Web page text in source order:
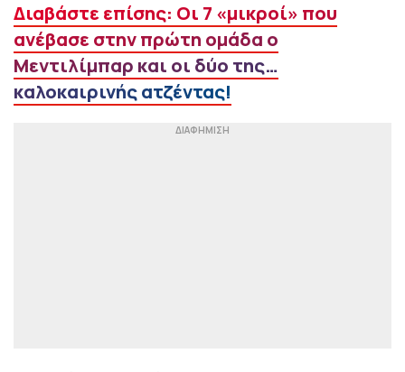
Διαβάστε επίσης: Οι 7 «μικροί» που
ανέβασε στην πρώτη ομάδα ο
Μεντιλίμπαρ και οι δύο της…
καλοκαιρινής ατζέντας!